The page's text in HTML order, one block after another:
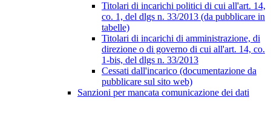
Titolari di incarichi politici di cui all'art. 14,
co. 1, del dlgs n. 33/2013 (da pubblicare in
tabelle)
Titolari di incarichi di amministrazione, di
direzione o di governo di cui all'art. 14, co.
1-bis, del dlgs n. 33/2013
Cessati dall'incarico (documentazione da
pubblicare sul sito web)
Sanzioni per mancata comunicazione dei dati